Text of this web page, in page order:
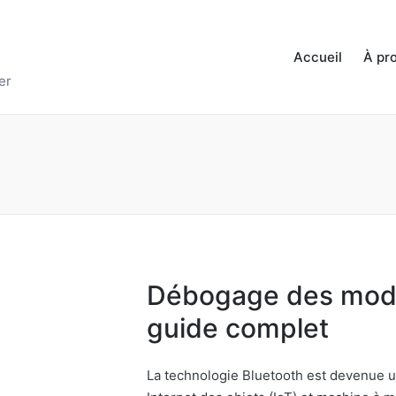
Accueil À
Débogage des
guide complet
La technologie Bluetooth est devenue